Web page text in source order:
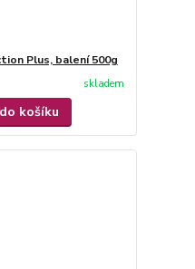
Plus, balení 500g
skladem
košíku